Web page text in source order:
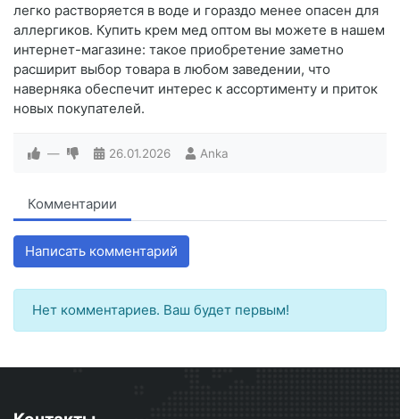
легко растворяется в воде и гораздо менее опасен для
аллергиков. Купить крем мед оптом вы можете в нашем
интернет-магазине: такое приобретение заметно
расширит выбор товара в любом заведении, что
наверняка обеспечит интерес к ассортименту и приток
новых покупателей.
— 26.01.2026 Anka
Комментарии
Написать комментарий
Нет комментариев. Ваш будет первым!